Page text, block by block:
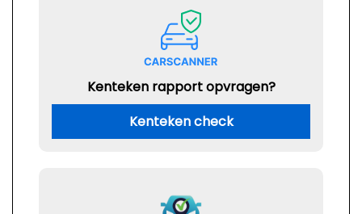
Kenteken rapport opvragen?
Kenteken check